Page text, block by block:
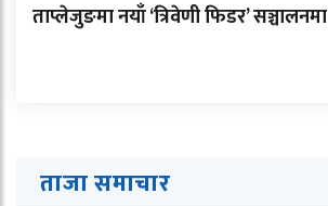
ताप्लेजुङमा नयाँ ‘त्रिवेणी फिडर’ सञ्चालनमा
ताजा समाचार